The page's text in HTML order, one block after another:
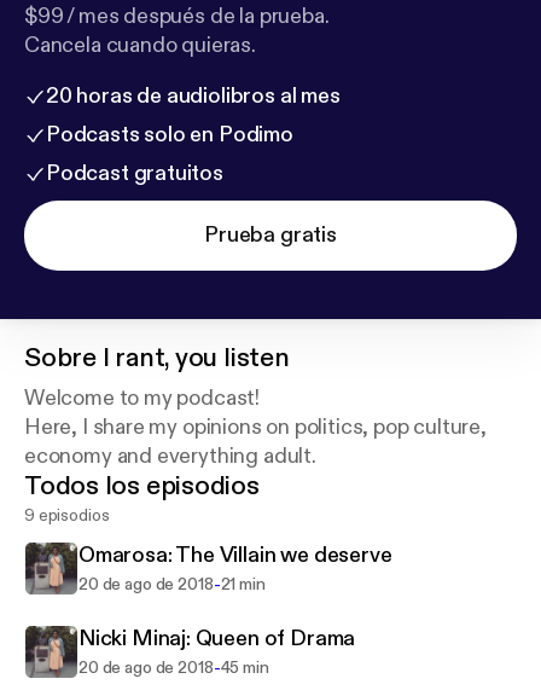
$99 / mes después de la prueba.
Cancela cuando quieras.
20 horas de audiolibros al mes
Podcasts solo en Podimo
Podcast gratuitos
Prueba gratis
Sobre I rant, you listen
Welcome to my podcast!
Here, I share my opinions on politics, pop culture,
economy and everything adult.
Todos los episodios
9 episodios
Omarosa: The Villain we deserve
20 de ago de 2018-21 min
Nicki Minaj: Queen of Drama
20 de ago de 2018-45 min